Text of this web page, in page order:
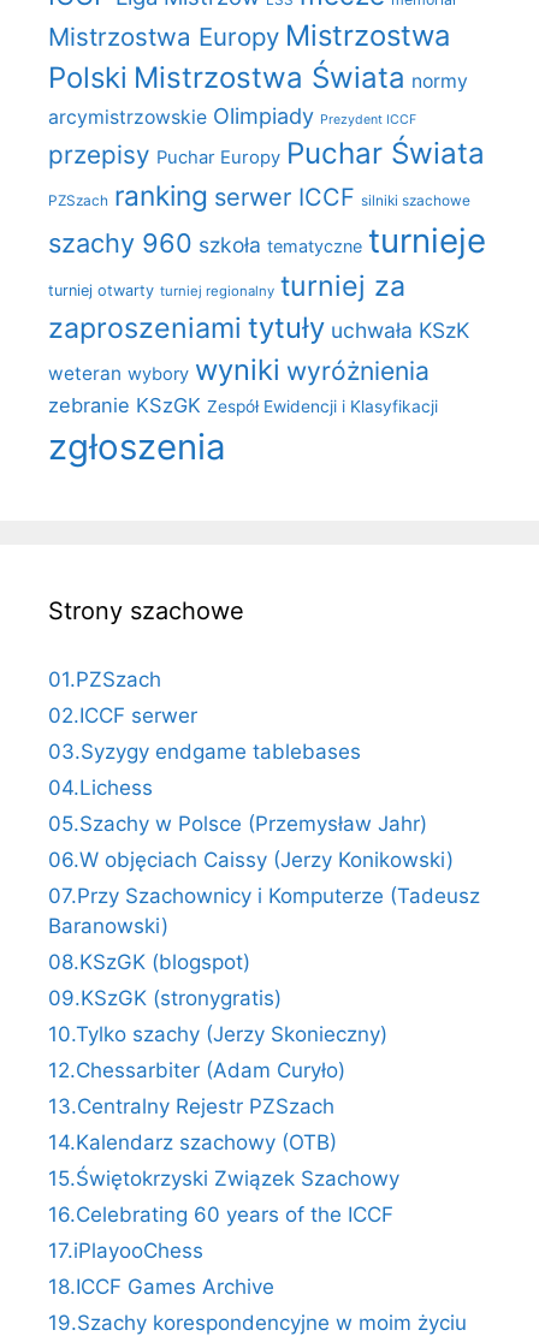
Mistrzostwa Europy Mistrzostwa
Polski Mistrzostwa Świata normy
arcymistrzowskie Olimpiady Prezydent ICCF
przepisy Puchar Europy Puchar Świata
PZSzach ranking serwer ICCF silniki szachowe
szachy 960 szkoła tematyczne turnieje
turniej otwarty turniej regionalny turniej za
zaproszeniami tytuły uchwała KSzK
weteran wybory wyniki wyróżnienia
zebranie KSzGK Zespół Ewidencji i Klasyfikacji
zgłoszenia
Strony szachowe
01.PZSzach
02.ICCF serwer
03.Syzygy endgame tablebases
04.Lichess
05.Szachy w Polsce (Przemysław Jahr)
06.W objęciach Caissy (Jerzy Konikowski)
07.Przy Szachownicy i Komputerze (Tadeusz
Baranowski)
08.KSzGK (blogspot)
09.KSzGK (stronygratis)
10.Tylko szachy (Jerzy Skonieczny)
12.Chessarbiter (Adam Curyło)
13.Centralny Rejestr PZSzach
14.Kalendarz szachowy (OTB)
15.Świętokrzyski Związek Szachowy
16.Celebrating 60 years of the ICCF
17.iPlayooChess
18.ICCF Games Archive
19.Szachy korespondencyjne w moim życiu